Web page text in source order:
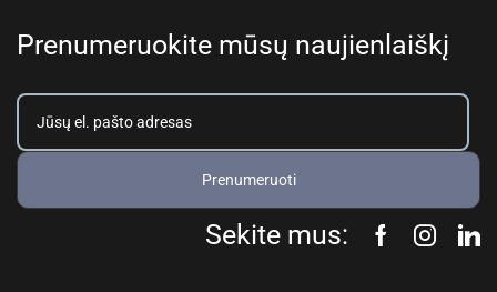
Prenumeruokite mūsų naujienlaiškį
Prenumeruoti
Sekite mus: